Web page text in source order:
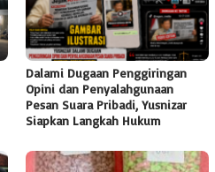
Dalami Dugaan Penggiringan
Opini dan Penyalahgunaan
Pesan Suara Pribadi, Yusnizar
Siapkan Langkah Hukum